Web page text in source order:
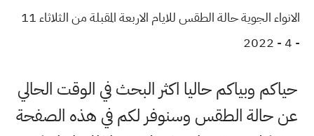
الانواء الجوية حالة الطقس للايام الاربعة المقبلة من الثلاثاء 11
- 4 - 2022
حياكم وبياكم حاليا اكثر البحث في الوقت الحالي
عن حالة الطقس وسنوفر لكم في هذه الصفحة